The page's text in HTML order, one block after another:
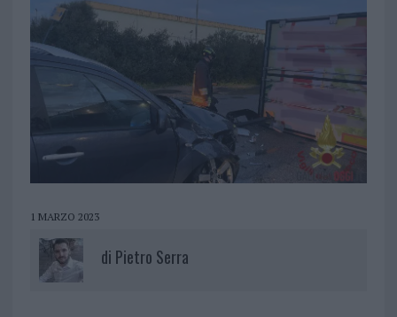
1 MARZO 2023
di Pietro Serra